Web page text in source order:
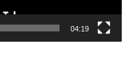
04:19